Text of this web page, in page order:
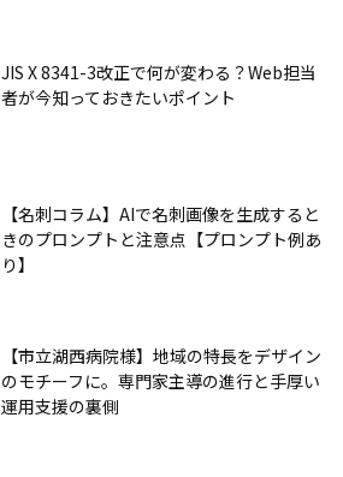
JIS X 8341-3改正で何が変わる？Web担当
者が今知っておきたいポイント
【名刺コラム】AIで名刺画像を生成すると
きのプロンプトと注意点【プロンプト例あ
り】
【市立湖西病院様】地域の特長をデザイン
のモチーフに。専門家主導の進行と手厚い
運用支援の裏側